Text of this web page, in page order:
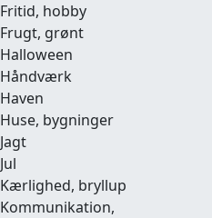
Fritid, hobby
Frugt, grønt
Halloween
Håndværk
Haven
Huse, bygninger
Jagt
Jul
Kærlighed, bryllup
Kommunikation,